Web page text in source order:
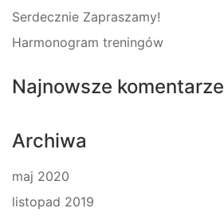
Serdecznie Zapraszamy!
Harmonogram treningów
Najnowsze komentarze
Archiwa
maj 2020
listopad 2019